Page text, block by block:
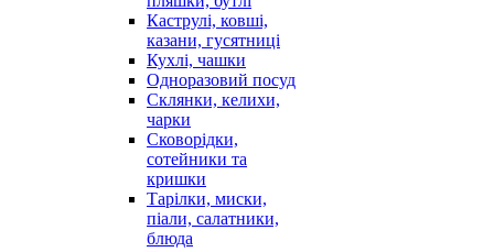
Каструлі, ковші,
казани, гусятниці
Кухлі, чашки
Одноразовий посуд
Склянки, келихи,
чарки
Сковорідки,
сотейники та
кришки
Тарілки, миски,
піали, салатники,
блюда